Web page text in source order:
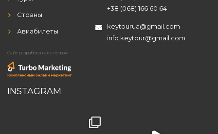
+38 (068) 166 60 64
keytourua@gmail.com
info.keytour@gmail.com
Страны
Авиабилеты
Сайт разработан агентством
INSTAGRAM